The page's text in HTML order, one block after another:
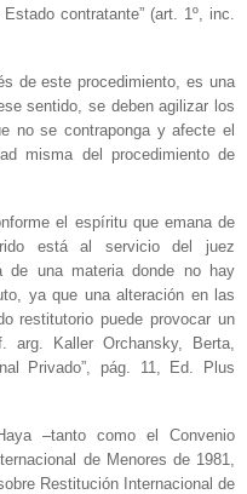
contratante” (art. 1º, inc.
de este procedimiento, es una
sentido, se deben agilizar los
no se contraponga y afecte el
misma del procedimiento de
el espíritu que emana de
está al servicio del juez
de una materia donde no hay
ya que una alteración en las
restitutorio puede provocar un
arg. Kaller Orchansky, Berta,
Privado”, pág. 11, Ed. Plus
–tanto como el Convenio
de Menores de 1981,
Restitución Internacional de